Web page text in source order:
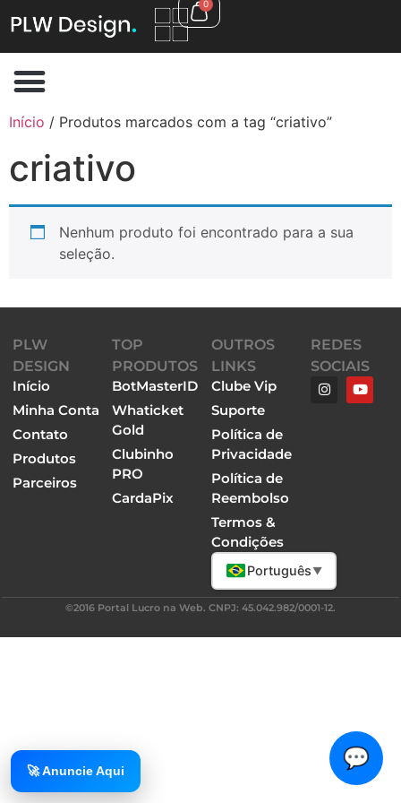
0
Início / Produtos marcados com a tag “criativo”
criativo
Nenhum produto foi encontrado para a sua
seleção.
PLW
DESIGN
Início
Minha Conta
Contato
Produtos
Parceiros
TOP
PRODUTOS
BotMasterID
Whaticket
Gold
Clubinho
PRO
CardaPix
💬
OUTROS
LINKS
Clube Vip
Suporte
Política de
Privacidade
Política de
Reembolso
Termos &
Condições
Português ▼
REDES
SOCIAIS
©2016 Portal Lucro na Web. CNPJ: 45.042.982/0001-12.
🚀 Anuncie Aqui